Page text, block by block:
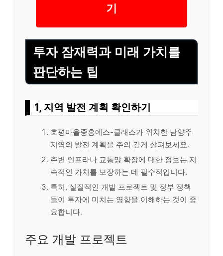
기
투자 잠재력과 미래 가치를
판단하는 팁
1, 지역 발전 계획 확인하기
호평마을중흥에스-클래스가 위치한 남양주
지역의 발전 계획을 주의 깊게 살펴보세요.
주변 인프라나 교통망 확장에 대한 정보는 지
속적인 가치를 보장하는 데 필수적입니다.
특히, 실질적인 개발 프로젝트 및 정부 정책
들이 투자에 미치는 영향을 이해하는 것이 중
요합니다.
주요 개발 프로젝트